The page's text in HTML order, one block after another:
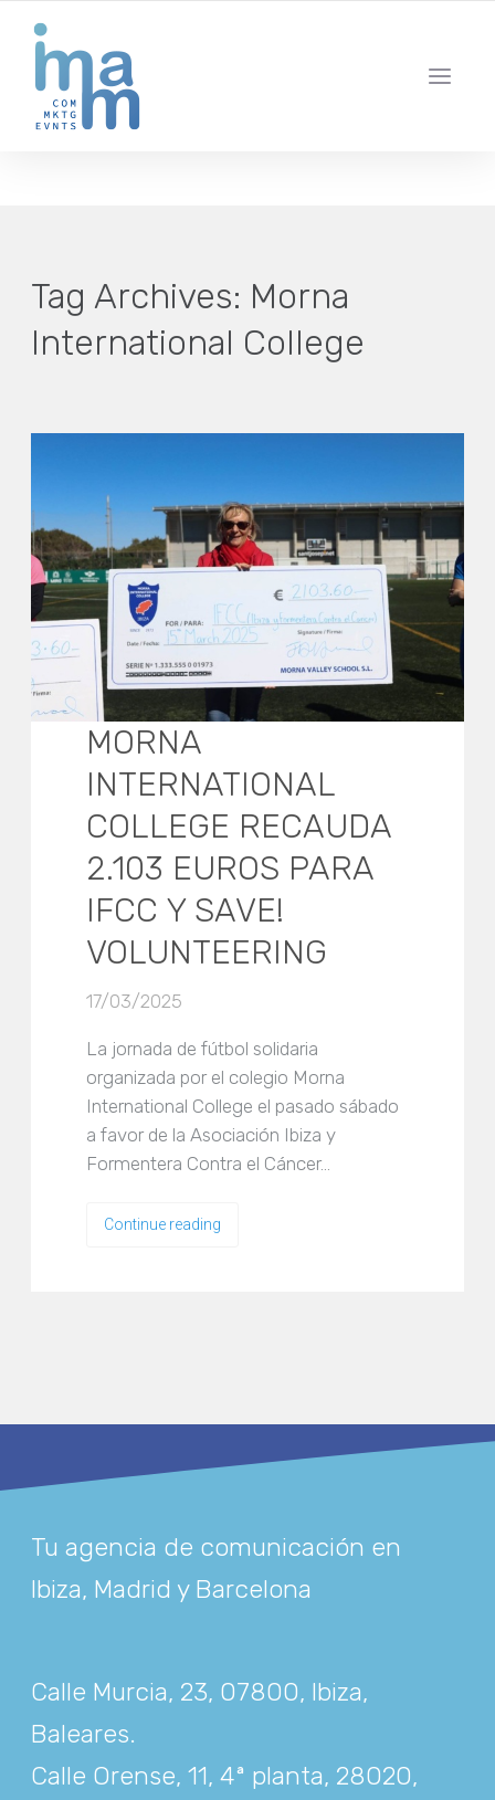
IBIZA · MADRID · BARCELONA
Tag Archives: Morna
International College
MORNA
INTERNATIONAL
COLLEGE RECAUDA
2.103 EUROS PARA
IFCC Y SAVE!
VOLUNTEERING
17/03/2025
La jornada de fútbol solidaria
organizada por el colegio Morna
International College el pasado sábado
a favor de la Asociación Ibiza y
Formentera Contra el Cáncer…
Continue reading
Tu agencia de comunicación en
Ibiza, Madrid y Barcelona
Calle Murcia, 23, 07800, Ibiza,
Baleares.
Calle Orense, 11, 4ª planta, 28020,